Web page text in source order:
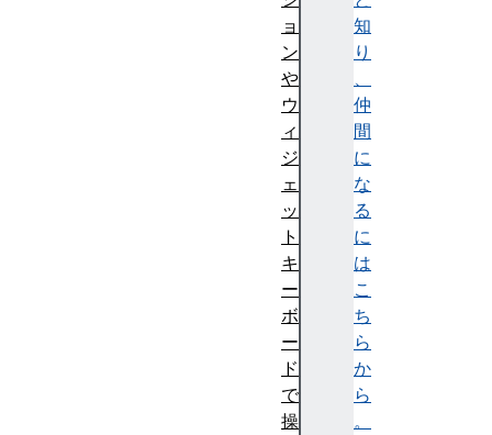
知
り
、
仲
間
に
な
る
に
は
こ
ち
ら
か
ら
。
ョ
ン
や
ウ
ィ
ジ
ェ
ッ
ト
キ
ー
ボ
ー
ド
で
操